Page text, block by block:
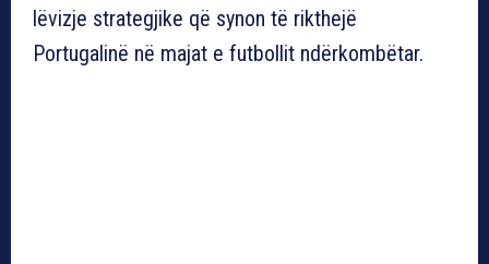
lëvizje strategjike që synon të rikthejë
Portugalinë në majat e futbollit ndërkombëtar.